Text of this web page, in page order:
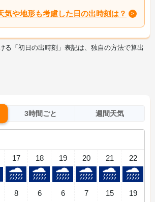
気や地形も考慮した日の出時刻は？
る「初日の出時刻」表記は、独自の方法で算出
3時間ごと 週間天気
17
8
18
6
19
6
20
7
21
15
22
19